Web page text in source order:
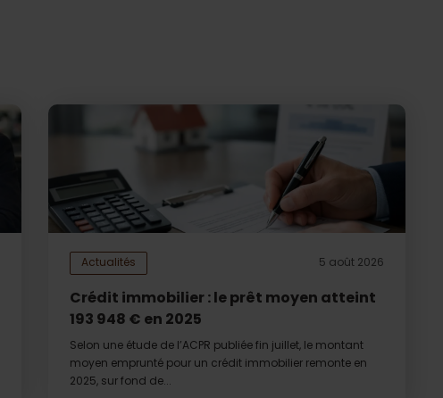
Actualités 5 août 2026
Crédit immobilier : le prêt moyen atteint
193 948 € en 2025
Selon une étude de l’ACPR publiée fin juillet, le montant
moyen emprunté pour un crédit immobilier remonte en
2025, sur fond de...